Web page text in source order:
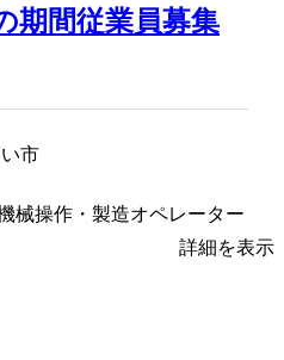
期間従業員募集
市
械操作・製造オペレーター
詳細を表示